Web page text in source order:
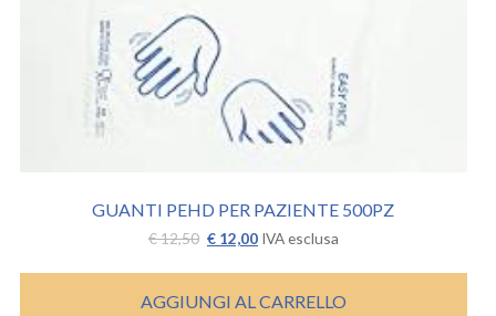
GUANTI PEHD PER PAZIENTE 500PZ
€12,50 Il
originale
era:
€12,00Il
attuale
è:
IVA esclusa
AGGIUNGI AL CARRELLO